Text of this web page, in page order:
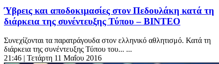
Ύβρεις και αποδοκιμασίες στον Πεδουλάκη κατά τη
διάρκεια της συνέντευξης Τύπου – ΒΙΝΤΕΟ
Συνεχίζονται τα παρατράγουδα στον ελληνικό αθλητισμό. Κατά τη
διάρκεια της συνέντευξης Τύπου του... ...
21:46 | Τετάρτη 11 Μαΐου 2016